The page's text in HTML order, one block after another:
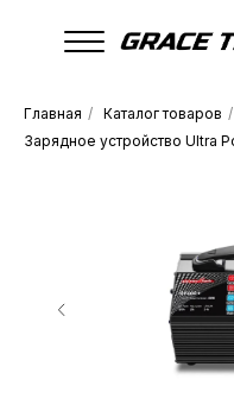
Главная / Каталог товаров /
Зарядное устройство Ultra